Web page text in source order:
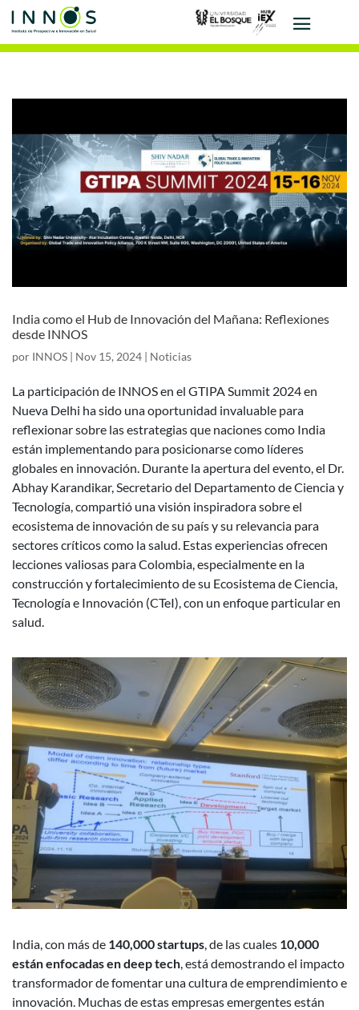
India como el Hub de Innovación del Mañana: Reflexiones
desde INNOS
por INNOS | Nov 15, 2024 | Noticias
La participación de INNOS en el GTIPA Summit 2024 en
Nueva Delhi ha sido una oportunidad invaluable para
reflexionar sobre las estrategias que naciones como India
están implementando para posicionarse como líderes
globales en innovación. Durante la apertura del evento, el Dr.
Abhay Karandikar, Secretario del Departamento de Ciencia y
Tecnología, compartió una visión inspiradora sobre el
ecosistema de innovación de su país y su relevancia para
sectores críticos como la salud. Estas experiencias ofrecen
lecciones valiosas para Colombia, especialmente en la
construcción y fortalecimiento de su Ecosistema de Ciencia,
Tecnología e Innovación (CTeI), con un enfoque particular en
salud.
India, con más de 140,000 startups , de las cuales 10,000
están enfocadas en deep tech , está demostrando el impacto
transformador de fomentar una cultura de emprendimiento e
innovación. Muchas de estas empresas emergentes están